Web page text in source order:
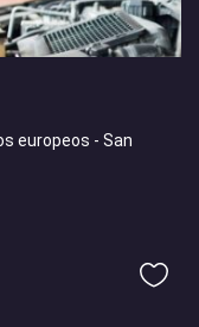
europeos - San